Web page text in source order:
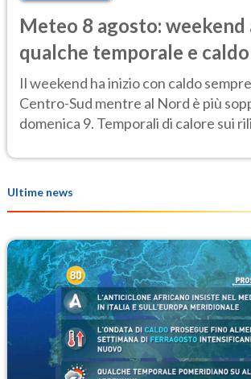
Meteo 8 agosto: weekend
qualche temporale e
al Centro-Sud
Il weekend ha inizio con caldo
Centro-Sud mentre al Nord è più
domenica 9. Temporali di calore sui
Ultime news